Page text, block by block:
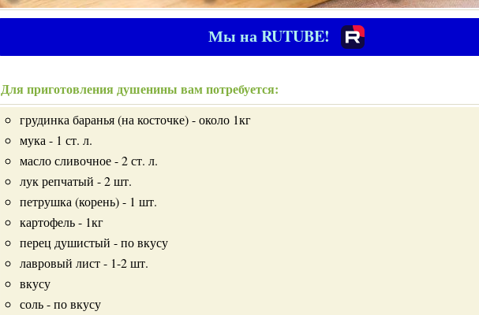
Мы на RUTUBE!
Для приготовления душенины вам потребуется:
грудинка баранья (на косточке) - около 1кг
мука - 1 ст. л.
масло сливочное - 2 ст. л.
лук репчатый - 2 шт.
петрушка (корень) - 1 шт.
картофель - 1кг
перец душистый - по вкусу
лавровый лист - 1-2 шт.
вкусу
соль - по вкусу